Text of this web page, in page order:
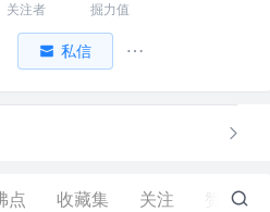
关注者 掘力值
私信
点 收藏集 关注 12